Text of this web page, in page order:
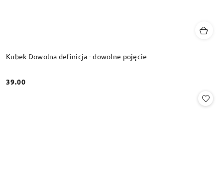
Kubek Dowolna definicja - dowolne pojęcie
Cena:
39.00